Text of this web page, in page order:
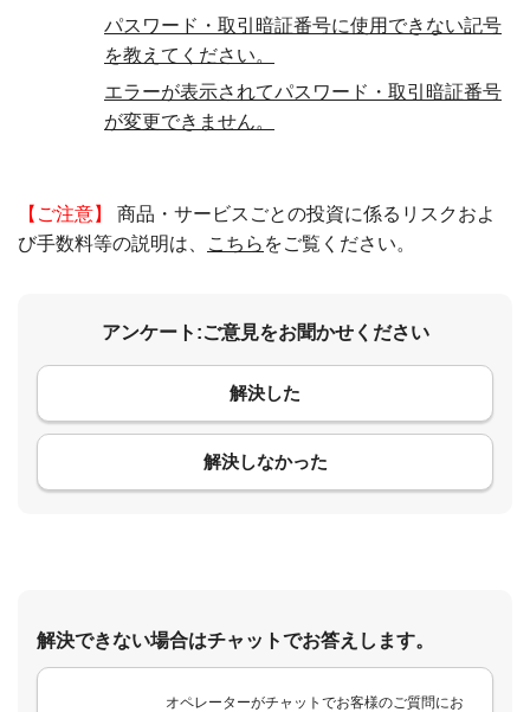
パスワード・取引暗証番号に使用できない記号
を教えてください。
エラーが表示されてパスワード・取引暗証番号
が変更できません。
【ご注意】
商品・サービスごとの投資に係るリスクおよ
び手数料等の説明は、
こちら をご覧ください。
アンケート:ご意見をお聞かせください
解決した
解決しなかった
コメント
解決できない場合はチャットでお答えします。
オペレーターがチャットでお客様のご質問にお